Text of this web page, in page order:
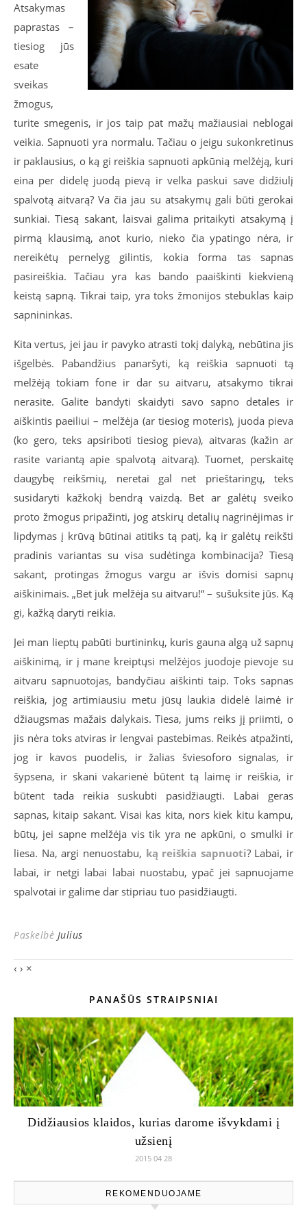
Atsakymas
paprastas –
tiesiog jūs
esate
sveikas
žmogus,
turite smegenis, ir jos taip pat mažų mažiausiai neblogai
veikia. Sapnuoti yra normalu. Tačiau o jeigu sukonkretinus
ir paklausius, o ką gi reiškia sapnuoti apkūnią melžėją, kuri
eina per didelę juodą pievą ir velka paskui save didžiulį
spalvotą aitvarą? Va čia jau su atsakymų gali būti gerokai
sunkiai. Tiesą sakant, laisvai galima pritaikyti atsakymą į
pirmą klausimą, anot kurio, nieko čia ypatingo nėra, ir
nereikėtų pernelyg gilintis, kokia forma tas sapnas
pasireiškia. Tačiau yra kas bando paaiškinti kiekvieną
keistą sapną. Tikrai taip, yra toks žmonijos stebuklas kaip
sapnininkas.
Kita vertus, jei jau ir pavyko atrasti tokį dalyką, nebūtina jis
išgelbės. Pabandžius panaršyti, ką reiškia sapnuoti tą
melžėją tokiam fone ir dar su aitvaru, atsakymo tikrai
nerasite. Galite bandyti skaidyti savo sapno detales ir
aiškintis paeiliui – melžėja (ar tiesiog moteris), juoda pieva
(ko gero, teks apsiriboti tiesiog pieva), aitvaras (kažin ar
rasite variantą apie spalvotą aitvarą). Tuomet, perskaitę
daugybę reikšmių, neretai gal net prieštaringų, teks
susidaryti kažkokį bendrą vaizdą. Bet ar galėtų sveiko
proto žmogus pripažinti, jog atskirų detalių nagrinėjimas ir
lipdymas į krūvą būtinai atitiks tą patį, ką ir galėtų reikšti
pradinis variantas su visa sudėtinga kombinacija? Tiesą
sakant, protingas žmogus vargu ar išvis domisi sapnų
aiškinimais. „Bet juk melžėja su aitvaru!“ – sušuksite jūs. Ką
gi, kažką daryti reikia.
Jei man lieptų pabūti burtininkų, kuris gauna algą už sapnų
aiškinimą, ir į mane kreiptųsi melžėjos juodoje pievoje su
aitvaru sapnuotojas, bandyčiau aiškinti taip. Toks sapnas
reiškia, jog artimiausiu metu jūsų laukia didelė laimė ir
džiaugsmas mažais dalykais. Tiesa, jums reiks jį priimti, o
jis nėra toks atviras ir lengvai pastebimas. Reikės atpažinti,
jog ir kavos puodelis, ir žalias šviesoforo signalas, ir
šypsena, ir skani vakarienė būtent tą laimę ir reiškia, ir
būtent tada reikia suskubti pasidžiaugti. Labai geras
sapnas, kitaip sakant. Visai kas kita, nors kiek kitu kampu,
būtų, jei sapne melžėja vis tik yra ne apkūni, o smulki ir
liesa. Na, argi nenuostabu, ką reiškia sapnuoti? Labai, ir
labai, ir netgi labai labai nuostabu, ypač jei sapnuojame
spalvotai ir galime dar stipriau tuo pasidžiaugti.
Paskelbė Julius
‹ › ×
PANAŠŪS STRAIPSNIAI
Didžiausios klaidos, kurias darome išvykdami į
užsienį
2015 04 28
REKOMENDUOJAME